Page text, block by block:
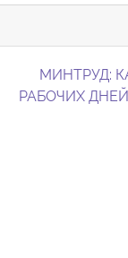
МИНТРУД:
РАБОЧИХ